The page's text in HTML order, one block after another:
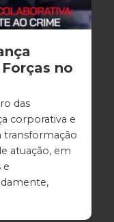
no
das
corporativa e
transformação
atuação, em
e